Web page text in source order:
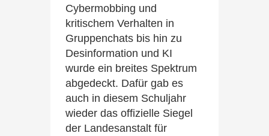
Cybermobbing und
kritischem Verhalten in
Gruppenchats bis hin zu
Desinformation und KI
wurde ein breites Spektrum
abgedeckt. Dafür gab es
auch in diesem Schuljahr
wieder das offizielle Siegel
der Landesanstalt für